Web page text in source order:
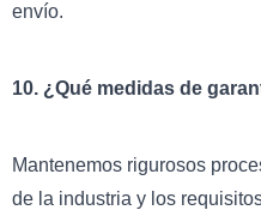
envío.
10. ¿Qué medidas de
Mantenemos rigurosos
de la industria y los